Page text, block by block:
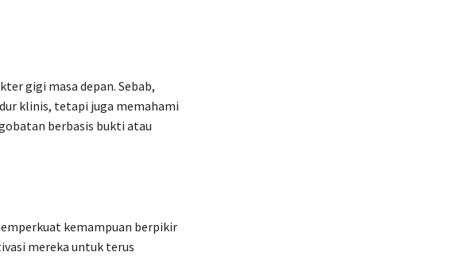
gigi masa depan. Sebab,
klinis, tetapi juga memahami
berbasis bukti atau
kemampuan berpikir
mereka untuk terus